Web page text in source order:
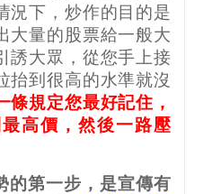
況下，炒作的目的是
大量的股票給一般大
誘大眾，從您手上接
抬到很高的水準就沒
條規定您最好記住，
高價，然後一路壓
的第一步，是宣傳有